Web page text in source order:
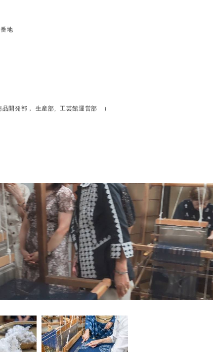
地
品開発部， 生産部, 工芸館運営部 ）